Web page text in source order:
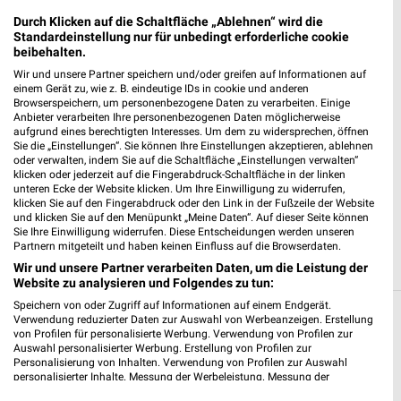
Netto Marken-Discount Durach
Linggener Str. 1a
Heute 07:00 - 20:00 Uhr | Geöffnet
578,44 km • Angebote: 4 Prospekte
NORMA Kempten-St.Mang
Duracher Str. 54
87437 Kempten-St.Mang
Heute 07:00 - 20:00 Uhr | Geöffnet
577,86 km • Angebote: 4 Prospekte
Discounter Angebote und Prospekte für
Eisenberg
16 Prospekte
Durch Klicken auf die Schaltfläche „Ablehnen“ wird die
Standardeinstellung nur für unbedingt erforderliche cookie
beibehalten.
Wir und unsere Partner speichern und/oder greifen auf Informationen auf
einem Gerät zu, wie z. B. eindeutige IDs in cookie und anderen
Browserspeichern, um personenbezogene Daten zu verarbeiten. Einige
Anbieter verarbeiten Ihre personenbezogenen Daten möglicherweise
aufgrund eines berechtigten Interesses. Um dem zu widersprechen, öffnen
Sie die „Einstellungen“. Sie können Ihre Einstellungen akzeptieren, ablehnen
oder verwalten, indem Sie auf die Schaltfläche „Einstellungen verwalten“
klicken oder jederzeit auf die Fingerabdruck-Schaltfläche in der linken
unteren Ecke der Website klicken. Um Ihre Einwilligung zu widerrufen,
klicken Sie auf den Fingerabdruck oder den Link in der Fußzeile der Website
und klicken Sie auf den Menüpunkt „Meine Daten“. Auf dieser Seite können
Sie Ihre Einwilligung widerrufen. Diese Entscheidungen werden unseren
Partnern mitgeteilt und haben keinen Einfluss auf die Browserdaten.
Wir und unsere Partner verarbeiten Daten, um die Leistung der
Website zu analysieren und Folgendes zu tun:
Speichern von oder Zugriff auf Informationen auf einem Endgerät.
Verwendung reduzierter Daten zur Auswahl von Werbeanzeigen. Erstellung
von Profilen für personalisierte Werbung. Verwendung von Profilen zur
Auswahl personalisierter Werbung. Erstellung von Profilen zur
Personalisierung von Inhalten. Verwendung von Profilen zur Auswahl
personalisierter Inhalte. Messung der Werbeleistung. Messung der